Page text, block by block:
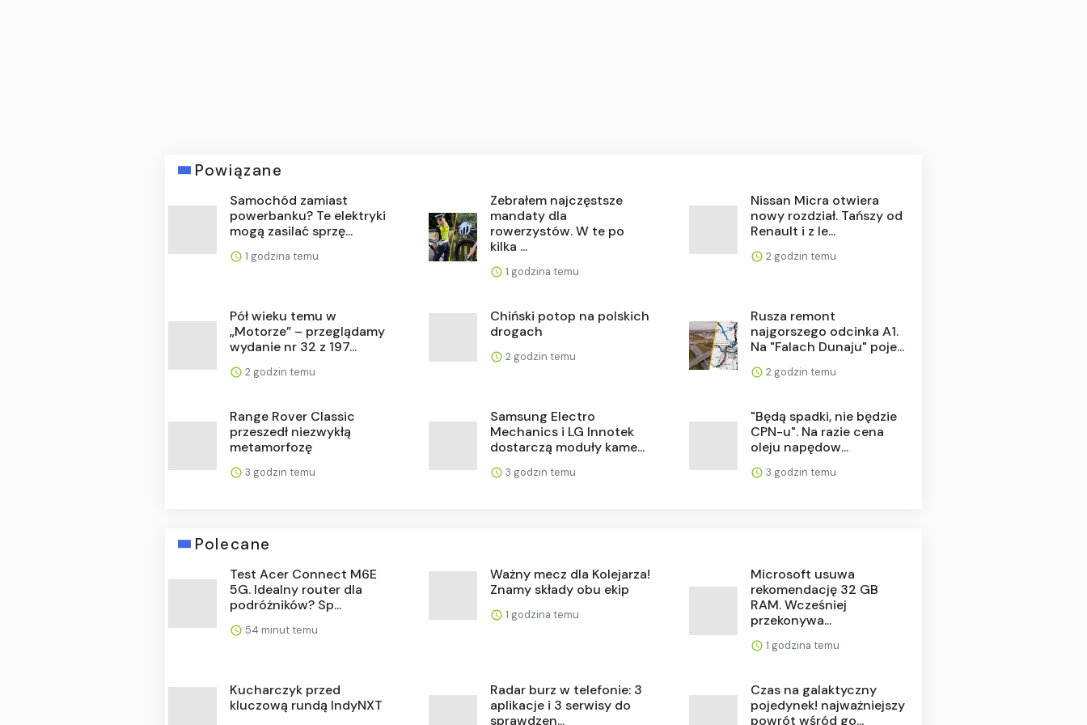
Powiązane
Samochód zamiast
powerbanku? Te elektryki
mogą zasilać sprzę...
1 godzina temu
Zebrałem najczęstsze
mandaty dla
rowerzystów. W te po
kilka ...
1 godzina temu
Nissan Micra otwiera
nowy rozdział. Tańszy od
Renault i z le...
2 godzin temu
Pół wieku temu w
„Motorze” – przeglądamy
wydanie nr 32 z 197...
2 godzin temu
Chiński potop na polskich
drogach
2 godzin temu
Rusza remont
najgorszego odcinka A1.
Na "Falach Dunaju" poje...
2 godzin temu
Range Rover Classic
przeszedł niezwykłą
metamorfozę
3 godzin temu
Samsung Electro
Mechanics i LG Innotek
dostarczą moduły kame...
3 godzin temu
"Będą spadki, nie będzie
CPN-u". Na razie cena
oleju napędow...
3 godzin temu
Polecane
Test Acer Connect M6E
5G. Idealny router dla
podróżników? Sp...
54 minut temu
Ważny mecz dla Kolejarza!
Znamy składy obu ekip
1 godzina temu
Microsoft usuwa
rekomendację 32 GB
RAM. Wcześniej
przekonywa...
1 godzina temu
Kucharczyk przed
kluczową rundą IndyNXT
Radar burz w telefonie: 3
aplikacje i 3 serwisy do
sprawdzen...
Czas na galaktyczny
pojedynek! najważniejszy
powrót wśród go...